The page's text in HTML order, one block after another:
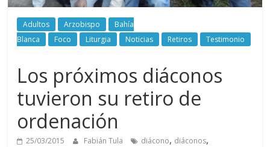
Adultos Arzobispo
Bahía
Blanca
Foco Liturgia Noticias Retiros Testimonio
Los próximos diáconos
tuvieron su retiro de
ordenación
25/03/2015 Fabián Tula diácono, diáconos,